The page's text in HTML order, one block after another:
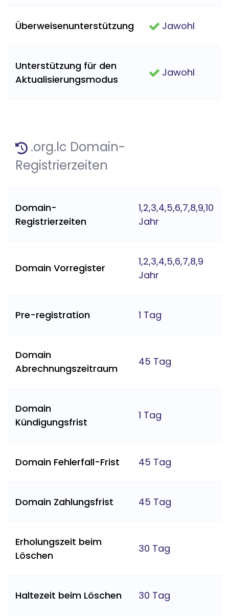
Überweisenunterstützung Jawohl
Unterstützung für den
Aktualisierungsmodus
Jawohl
.org.lc Domain-
Registrierzeiten
Domain-
Registrierzeiten
1,2,3,4,5,6,7,8,9,10
Jahr
Domain Vorregister
1,2,3,4,5,6,7,8,9
Jahr
Pre-registration 1 Tag
Domain
Abrechnungszeitraum
45 Tag
Domain
Kündigungsfrist
1 Tag
Domain Fehlerfall-Frist 45 Tag
Domain Zahlungsfrist 45 Tag
Erholungszeit beim
Löschen
30 Tag
Haltezeit beim Löschen 30 Tag